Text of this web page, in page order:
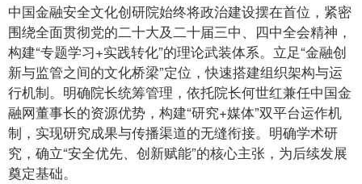
中国金融安全文化创研院始终将政治建设摆在首位，紧密
围绕全面贯彻党的二十大及二十届三中、四中全会精神，
构建“专题学习+实践转化”的理论武装体系。立足“金融创
新与监管之间的文化桥梁”定位，快速搭建组织架构与运
行机制。明确院长统筹管理，依托院长何世红兼任中国金
融网董事长的资源优势，构建“研究+媒体”双平台运作机
制，实现研究成果与传播渠道的无缝衔接。明确学术研
究，确立“安全优先、创新赋能”的核心主张，为后续发展
奠定基础。